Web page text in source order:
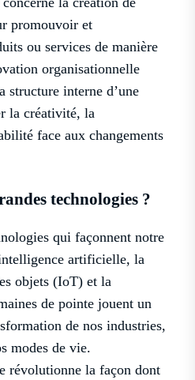
promouvoir et
ou services de manière
organisationnelle
structure interne d’une
la créativité, la
face aux changements
technologies ?
qui façonnent notre
artificielle, la
objets (IoT) et la
de pointe jouent un
de nos industries,
modes de vie.
révolutionne la façon dont